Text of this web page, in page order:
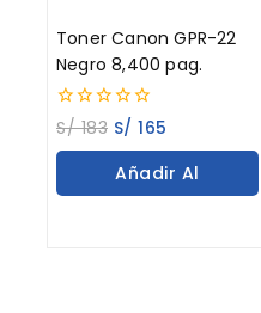
Toner Canon GPR-22
Negro 8,400 pag.
0
out
of
S/183 S/ 165
Añadir Al